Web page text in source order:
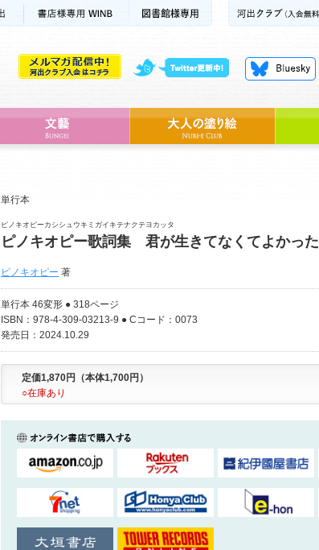
単行本
ピノキオピーカシシュウキミガイキテナクテヨカッタ
ピノキオピー歌詞集 君が生きてなくてよかった
ピノキオピー 著
単行本 46変形 ● 318ページ
ISBN：978-4-309-03213-9 ● Cコード：0073
発売日：2024.10.29
定価1,870円（本体1,700円）
○在庫あり